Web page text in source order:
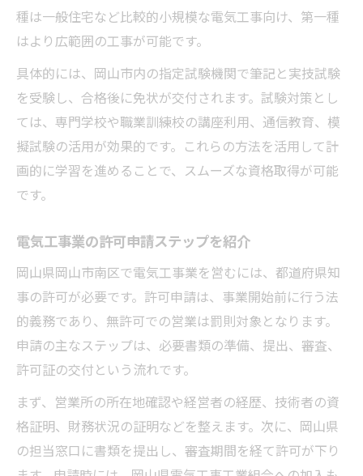
種は一般住宅など比較的小規模な電気工事向け、第一種
はより広範囲の工事が可能です。
具体的には、岡山市内の指定試験機関で筆記と実技試験
を受験し、合格後に免状が交付されます。試験対策とし
ては、専門学校や職業訓練校の講座利用、通信教育、模
擬試験の活用が効果的です。これらの方法を活用して計
画的に学習を進めることで、スムーズな資格取得が可能
です。
電気工事業の許可申請ステップを紹介
岡山県岡山市南区で電気工事業を営むには、都道府県知
事の許可が必要です。許可申請は、事業開始前に行う法
的義務であり、無許可での営業は罰則対象となります。
申請の主なステップは、必要書類の準備、提出、審査、
許可証の交付という流れです。
まず、営業所の所在地確認や経営者の経歴、技術者の資
格証明、財務状況の証明などを整えます。次に、岡山県
の担当窓口に書類を提出し、審査期間を経て許可が下り